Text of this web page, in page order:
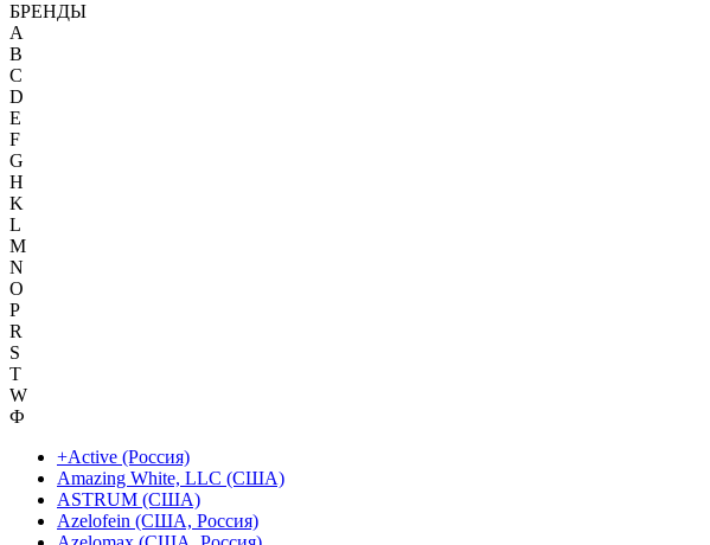
БРЕНДЫ
A
B
C
D
E
F
G
H
K
L
M
N
O
P
R
S
T
W
Ф
+Active (Россия)
Amazing White, LLC (США)
ASTRUM (США)
Azelofein (США, Россия)